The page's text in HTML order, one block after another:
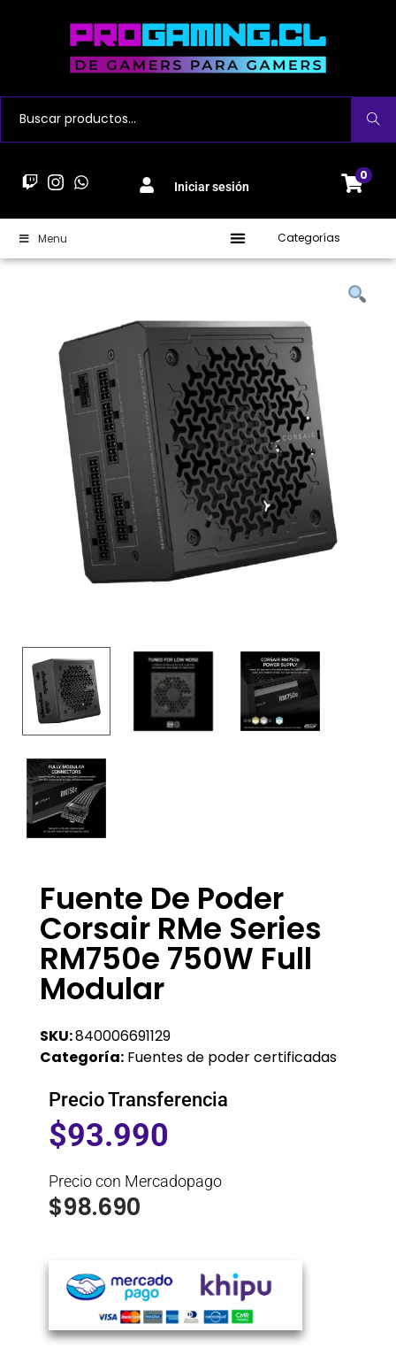
Buscar
Iniciar sesión
0
Menu Categorías
Fuente De Poder
Corsair RMe Series
RM750e 750W Full
Modular
SKU:840006691129
Categoría: Fuentes de poder certificadas
Precio Transferencia
$93.990
Precio con Mercadopago
$98.690